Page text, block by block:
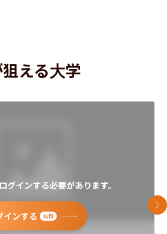
える大学
グインする必要があります。
インする 無料
次